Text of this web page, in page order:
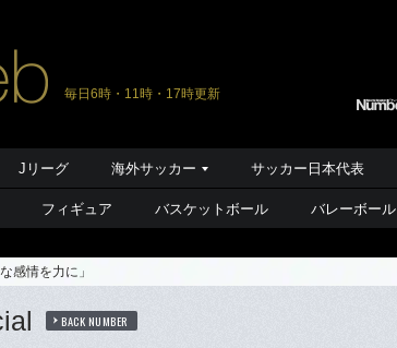
毎日6時・11時・17時更新
Jリーグ 海外サッカー サッカー日本代表
フィギュア バスケットボール バレーボール
感情を力に」
BACK NUMBER